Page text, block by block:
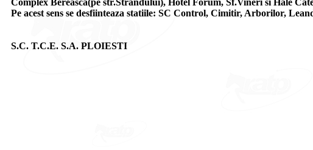
Complex Bereasca(pe str.Strandului), Hotel Forum, Sf.Vineri si Hale
Pe acest sens se desfiinteaza statiile: SC Control, Cimitir, Arborilor,
S.C. T.C.E. S.A. PLOIESTI